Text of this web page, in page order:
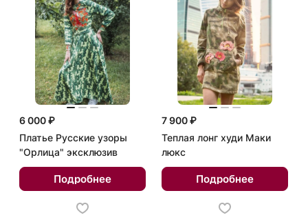
6 000 ₽
Платье Русские узоры
"Орлица" эксклюзив
Подробнее
7 900 ₽
Теплая лонг худи Маки
люкс
Подробнее